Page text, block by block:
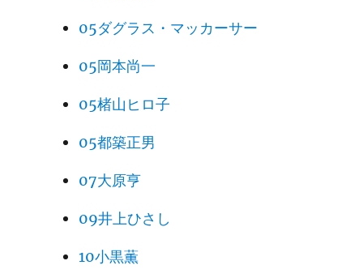
05ダグラス・マッカーサー
05岡本尚一
05楮山ヒロ子
05都築正男
07大原亨
09井上ひさし
10小黒薫